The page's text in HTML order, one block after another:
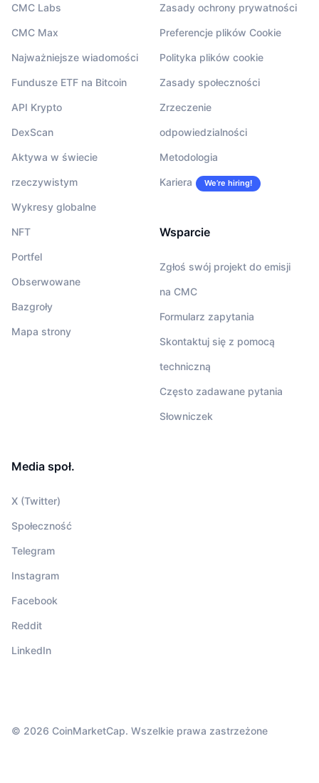
CMC Labs
CMC Max
Najważniejsze wiadomości
Fundusze ETF na Bitcoin
API Krypto
DexScan
Aktywa w świecie
rzeczywistym
Wykresy globalne
NFT
Portfel
Obserwowane
Bazgroły
Mapa strony
Zasady ochrony prywatności
Preferencje plików Cookie
Polityka plików cookie
Zasady społeczności
Zrzeczenie
odpowiedzialności
Metodologia
Kariera We’re hiring!
Wsparcie
Zgłoś swój projekt do emisji
na CMC
Formularz zapytania
Skontaktuj się z pomocą
techniczną
Często zadawane pytania
Słowniczek
Media społ.
X (Twitter)
Społeczność
Telegram
Instagram
Facebook
Reddit
LinkedIn
© 2026 CoinMarketCap. Wszelkie prawa zastrzeżone